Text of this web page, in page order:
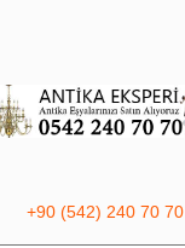
+90 (542) 240 70 70